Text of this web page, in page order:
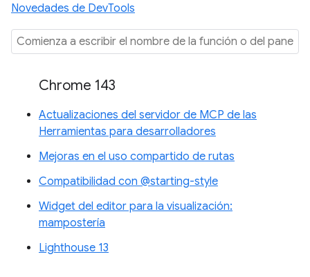
Novedades de DevTools
Chrome 143
Actualizaciones del servidor de MCP de las
Herramientas para desarrolladores
Mejoras en el uso compartido de rutas
Compatibilidad con @starting-style
Widget del editor para la visualización:
mampostería
Lighthouse 13